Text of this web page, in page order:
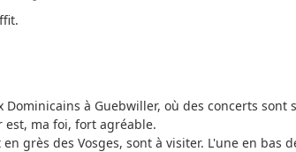
Dominicains à Guebwiller, où des concerts
ma foi, fort agréable.
grès des Vosges, sont à visiter. L'une en bas